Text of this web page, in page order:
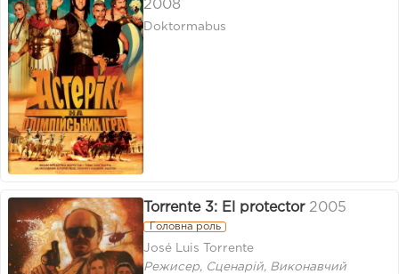
2008
Doktormabus
Torrente 3: El protector 2005
Головна роль
José Luis Torrente
Режисер, Сценарій, Виконавчий